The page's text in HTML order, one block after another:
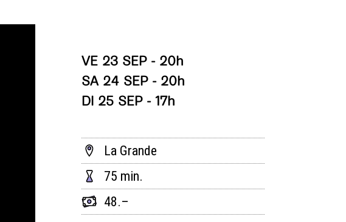
VE 23 SEP - 20h
SA 24 SEP - 20h
DI 25 SEP - 17h
La Grande
75 min.
48.–